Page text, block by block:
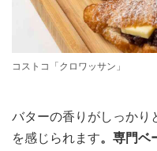
コストコ「クロワッサン」
バターの香りがしっかり
を感じられます。専門ベ